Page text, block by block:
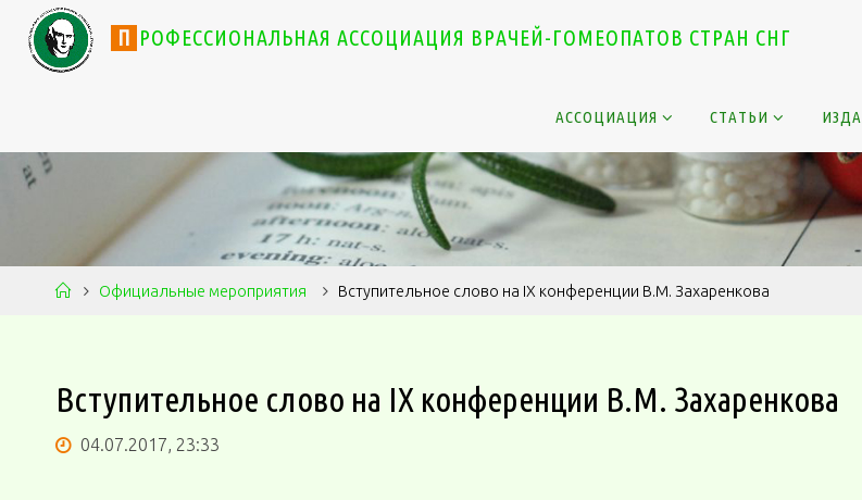
П РОФЕССИОНАЛЬНАЯ АССОЦИАЦИЯ ВРАЧЕЙ-ГОМ ЕОПАТОВ СТРАН СН Г
АССОЦИАЦИЯ СТАТЬИ
Официальные мероприятия Вступительное слово на IХ конференции В.М. Захаренкова
Вступительное слово на IХ конференции В.М. Захаренкова
04.07.2017, 23:33